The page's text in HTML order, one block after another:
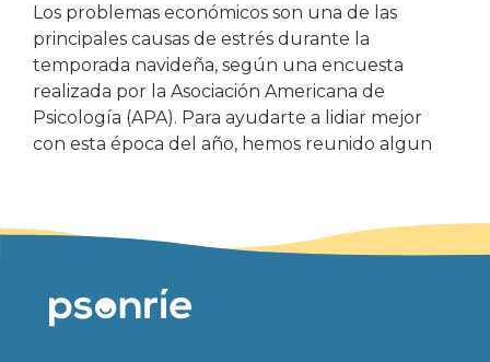
Los problemas económicos son una de las
principales causas de estrés durante la
temporada navideña, según una encuesta
realizada por la Asociación Americana de
Psicología (APA). Para ayudarte a lidiar mejor
con esta época del año, hemos reunido algun